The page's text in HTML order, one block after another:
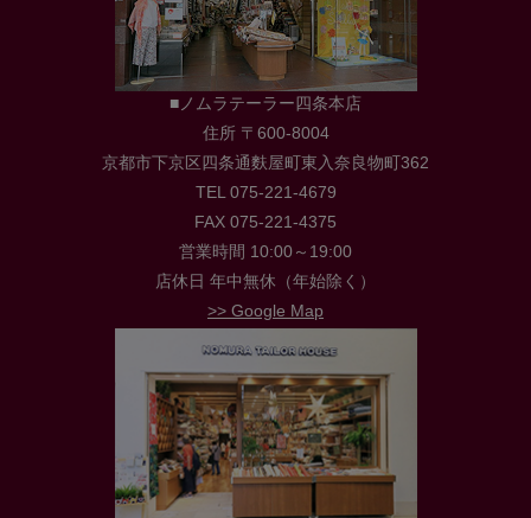
■ノムラテーラー四条本店
住所 〒600-8004
京都市下京区四条通麩屋町東入奈良物町362
TEL 075-221-4679
FAX 075-221-4375
営業時間 10:00～19:00
店休日 年中無休（年始除く）
>> Google Map